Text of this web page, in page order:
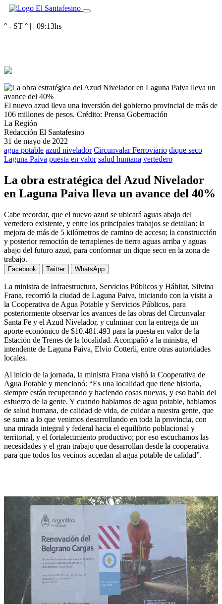
° - ST ° | | 09:13hs
El nuevo azud lleva una inversión del gobierno provincial de más de
106 millones de pesos. Crédito: Prensa Gobernación
La Región
Redacción El Santafesino
31 de mayo de 2022
agua potable azud nivelador Circunvalar Ferroviario dique seco
Laguna Paiva puesta en valor salud humana vertedero
La obra estratégica del Azud Nivelador
en Laguna Paiva lleva un avance del 40%
Cabe recordar, que el nuevo azud se ubicará aguas abajo del
vertedero existente, y entre los principales trabajos se detallan: la
mejora de más de 5 kilómetros de camino de acceso; la construcción
y posterior remoción de terraplenes de tierra aguas arriba y aguas
abajo del futuro azud, para conformar un dique seco en la zona de
trabajo.
Facebook Twitter WhatsApp
La ministra de Infraestructura, Servicios Públicos y Hábitat, Silvina
Frana, recorrió la ciudad de Laguna Paiva, iniciando con la visita a
la Cooperativa de Agua Potable y Servicios Públicos, para
posteriormente observar los avances de las obras del Circunvalar
Santa Fe y el Azud Nivelador, y culminar con la entrega de un
aporte económico de $10.481.493 para la puesta en valor de la
Estación de Trenes de la localidad. Acompañó a la ministra, el
intendente de Laguna Paiva, Elvio Cotterli, entre otras autoridades
locales.
Al inicio de la jornada, la ministra Frana visitó la Cooperativa de
Agua Potable y mencionó: “Es una localidad que tiene historia,
siempre están recuperando y haciendo cosas nuevas, y eso habla del
esfuerzo de la gente. Y cuando hablamos de agua potable, hablamos
de salud humana, de calidad de vida, de cuidar a nuestra gente, que
se suma a lo que venimos desarrollando en toda la provincia, con
una mirada integral y federal hacia el equilibrio poblacional y
territorial, y el fortalecimiento productivo; por eso escuchamos las
necesidades y el gran trabajo que desarrollan desde la cooperativa
para que todos los vecinos accedan al agua potable de calidad”.